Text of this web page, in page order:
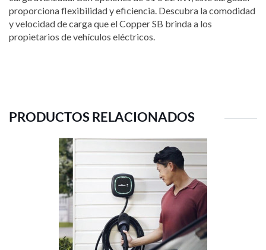
proporciona flexibilidad y eficiencia. Descubra la comodidad
y velocidad de carga que el Copper SB brinda a los
propietarios de vehículos eléctricos.
PRODUCTOS RELACIONADOS